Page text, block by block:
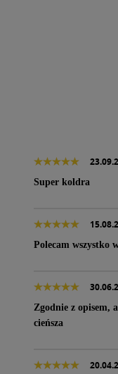
Super koldra
Polecam wszystko
Zgodnie z opisem,
cieńsza